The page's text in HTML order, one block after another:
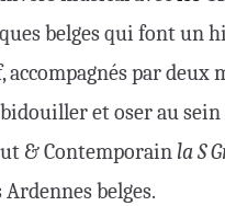
belges qui font un
accompagnés par deux
et oser au sein
& Contemporain la S
Ardennes belges.